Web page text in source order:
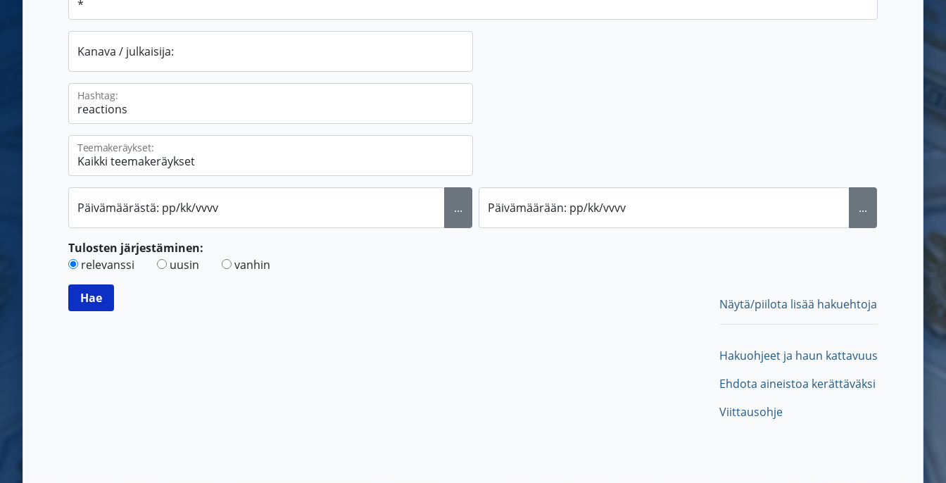
Kanava / julkaisija:
Hashtag:
Teemakeräykset:
Päivämäärästä: pp/kk/vvvv ... Päivämäärään: pp/kk/vvvv ...
Tulosten järjestäminen:
relevanssi
uusin vanhin
Näytä/piilota lisää hakuehtoja
Hakuohjeet ja haun kattavuus
Ehdota aineistoa kerättäväksi
Viittausohje